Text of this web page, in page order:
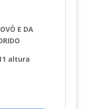
E DA
altura